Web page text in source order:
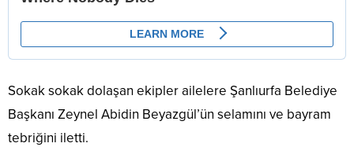
Sokak sokak dolaşan ekipler ailelere Şanlıurfa Belediye
Başkanı Zeynel Abidin Beyazgül’ün selamını ve bayram
tebriğini iletti.